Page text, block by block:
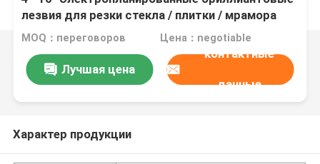
лезвия для резки стекла / плитки / мрамора
MOQ：переговоров Цена：negotiable
Лучшая цена
контактные
данные
Характер продукции